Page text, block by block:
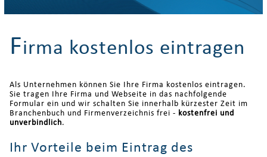
Firma kostenlos eintragen
Als Unternehmen können Sie Ihre Firma kostenlos eintragen.
Sie tragen Ihre Firma und Webseite in das nachfolgende
Formular ein und wir schalten Sie innerhalb kürzester Zeit im
Branchenbuch und Firmenverzeichnis frei - kostenfrei und
unverbindlich.
Ihr Vorteile beim Eintrag des